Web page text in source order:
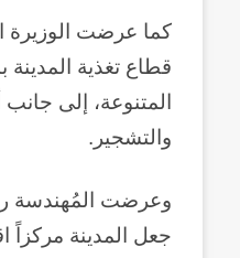
كما عرضت الوزيرة
قطاع تغذية
المتنوعة، إلى
والتشجير.
وعرضت المُهندسة
جعل المدينة مركزاً
الـ